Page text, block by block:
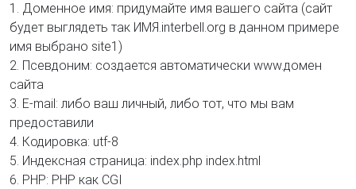
1. Доменное имя: придумайте имя вашего сайта (сайт
будет выглядеть так ИМЯ.interbell.org в данном примере
имя выбрано site1)
2. Псевдоним: создается автоматически www.домен
сайта
3. E-mail: либо ваш личный, либо тот, что мы вам
предоставили
4. Кодировка: utf-8
5. Индексная страница: index.php index.html
6. PHP: PHP как CGI